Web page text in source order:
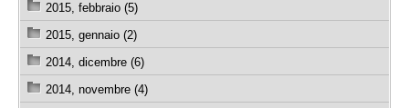
2015, febbraio (5)
2015, gennaio (2)
2014, dicembre (6)
2014, novembre (4)